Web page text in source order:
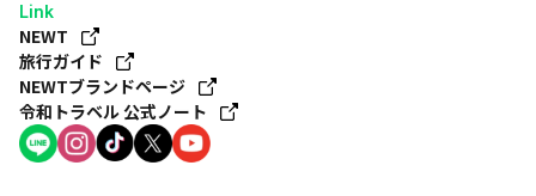
Link
NEWT
旅行ガイド
NEWTブランドページ
令和トラベル 公式ノート